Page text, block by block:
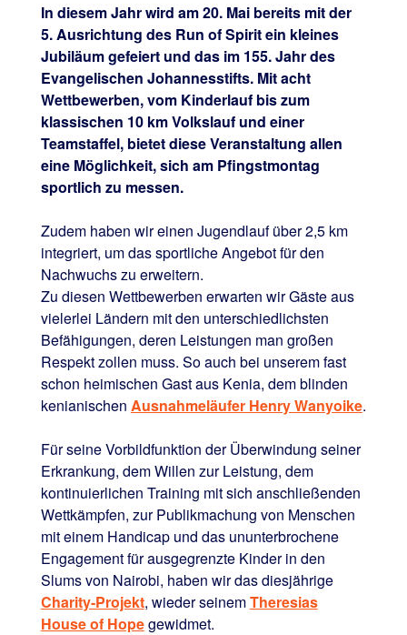
In diesem Jahr wird am 20. Mai bereits mit der
5. Ausrichtung des Run of Spirit ein kleines
Jubiläum gefeiert und das im 155. Jahr des
Evangelischen Johannesstifts. Mit acht
Wettbewerben, vom Kinderlauf bis zum
klassischen 10 km Volkslauf und einer
Teamstaffel, bietet diese Veranstaltung allen
eine Möglichkeit, sich am Pfingstmontag
sportlich zu messen.
Zudem haben wir einen Jugendlauf über 2,5 km
integriert, um das sportliche Angebot für den
Nachwuchs zu erweitern.
Zu diesen Wettbewerben erwarten wir Gäste aus
vielerlei Ländern mit den unterschiedlichsten
Befähigungen, deren Leistungen man großen
Respekt zollen muss. So auch bei unserem fast
schon heimischen Gast aus Kenia, dem blinden
kenianischen Ausnahmeläufer Henry Wanyoike.
Für seine Vorbildfunktion der Überwindung seiner
Erkrankung, dem Willen zur Leistung, dem
kontinuierlichen Training mit sich anschließenden
Wettkämpfen, zur Publikmachung von Menschen
mit einem Handicap und das ununterbrochene
Engagement für ausgegrenzte Kinder in den
Slums von Nairobi, haben wir das diesjährige
Charity-Projekt, wieder seinemTheresias
House of Hopegewidmet.